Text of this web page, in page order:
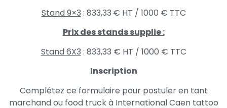
Stand 9×3 : 833,33 € HT / 1000 € TTC
Prix des stands supplie :
Stand 6X3 : 833,33 € HT / 1000 € TTC
Inscription
Complétez ce formulaire pour postuler en tant
marchand ou food truck à International Caen tattoo